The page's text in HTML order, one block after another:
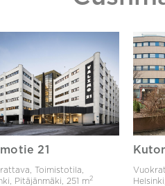
21
Toimistotila,
Pitäjänmäki, 251 m2